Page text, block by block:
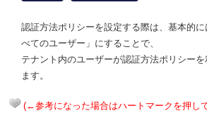
認証方法ポリシーを設定する際は、基本的
べてのユーザー」にすることで、
テナント内のユーザーが認証方法ポリシー
ます。
(←参考になった場合はハートマークを押し